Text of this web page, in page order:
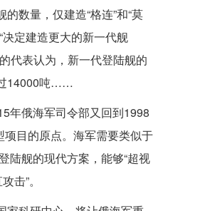
的数量，仅建造“格连”和“莫
决定建造更大的新一代舰
代表认为，新一代登陆舰的
14000吨……
年俄海军司令部又回到1998
项目的原点。海军需要类似于
陆舰的现代方案，能够“超视
击”。